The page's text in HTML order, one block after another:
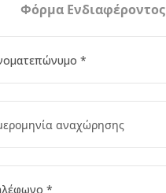
Φόρμα Ενδιαφέροντος